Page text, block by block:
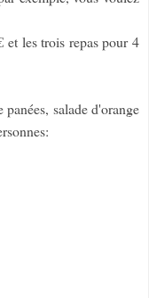
et les trois repas pour 4
salade d'orange